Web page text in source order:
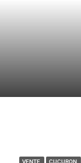
VENTE CUCURON